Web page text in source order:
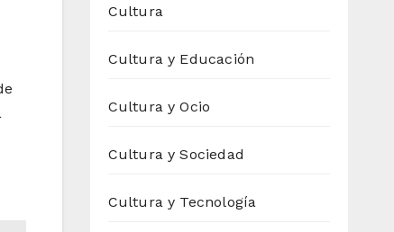
Cultura
Cultura y Educación
Cultura y Ocio
Cultura y Sociedad
Cultura y Tecnología